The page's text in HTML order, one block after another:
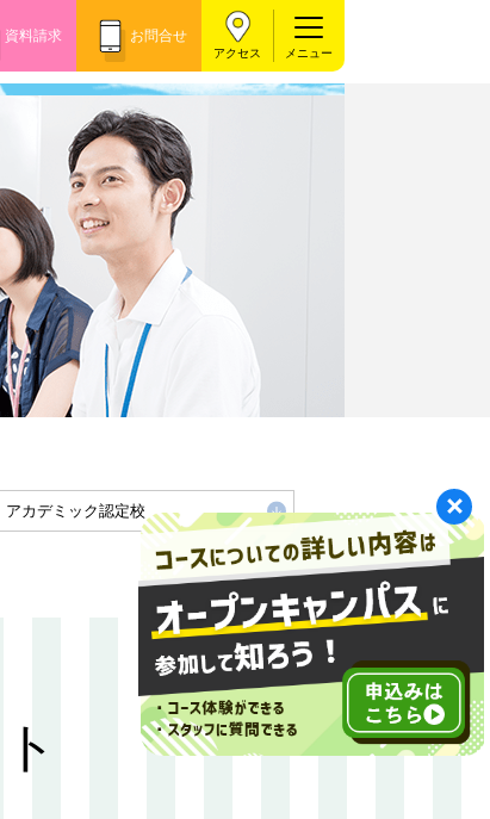
資料請求 お問合せ
アクセス
アカデミック認定校